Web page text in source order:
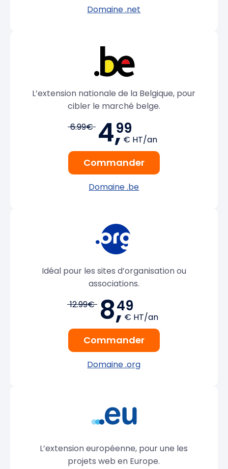
Domaine .net
L’extension nationale de la Belgique, pour
cibler le marché belge.
6.99€ 4,99
€ HT/an
Commander
Domaine .be
Idéal pour les sites d’organisation ou
associations.
12.99€ 8,49
€ HT/an
Commander
Domaine .org
L’extension européenne, pour une les
projets web en Europe.